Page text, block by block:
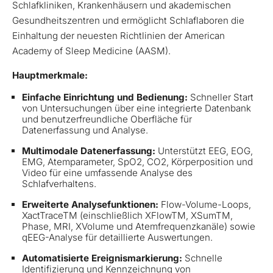
Schlafkliniken, Krankenhäusern und akademischen
Gesundheitszentren und ermöglicht Schlaflaboren die
Einhaltung der neuesten Richtlinien der American
Academy of Sleep Medicine (AASM).
Hauptmerkmale:
Einfache Einrichtung und Bedienung: Schneller Start
von Untersuchungen über eine integrierte Datenbank
und benutzerfreundliche Oberfläche für
Datenerfassung und Analyse.
Multimodale Datenerfassung: Unterstützt EEG, EOG,
EMG, Atemparameter, SpO2, CO2, Körperposition und
Video für eine umfassende Analyse des
Schlafverhaltens.
Erweiterte Analysefunktionen: Flow-Volume-Loops,
XactTraceTM (einschließlich XFlowTM, XSumTM,
Phase, MRI, XVolume und Atemfrequenzkanäle) sowie
qEEG-Analyse für detaillierte Auswertungen.
Automatisierte Ereignismarkierung: Schnelle
Identifizierung und Kennzeichnung von